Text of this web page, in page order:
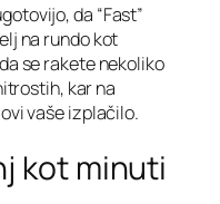
da “Fast”
na rundo kot
se rakete nekoliko
kar na
vaše izplačilo.
kot minuti